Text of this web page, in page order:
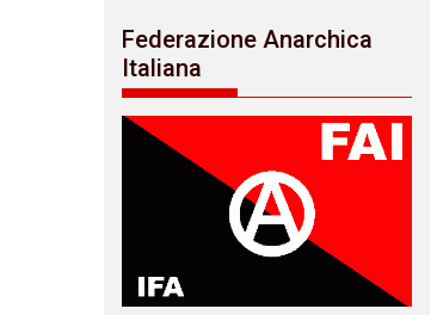
Federazione Anarchica
Italiana